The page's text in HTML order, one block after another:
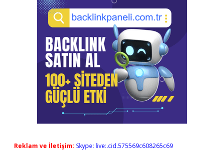
Reklam ve İletişim: Skype: live:.cid.575569c608265c69